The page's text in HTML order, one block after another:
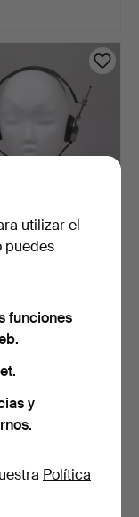
para
de cristal, prim…
utilizar el
puedes
funciones
y
Política